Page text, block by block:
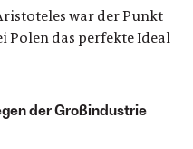
war der Punkt
Polen das perfekte Ideal
der Großindustrie